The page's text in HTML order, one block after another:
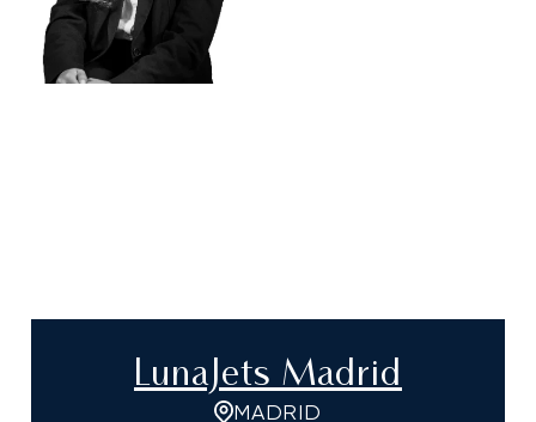
LunaJets Madrid
MADRID